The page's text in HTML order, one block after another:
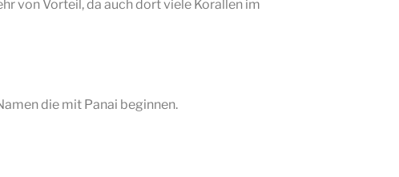
von Vorteil, da auch dort viele Korallen im
die mit Panai beginnen.